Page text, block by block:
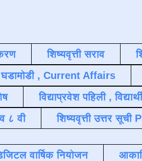
शिष्यवृत्ती सराव
, Current Affairs
विद्याप्रवेश पहिली ,
८ वी
शिष्यवृत्ती उत्तर सूची
वार्षिक नियोजन